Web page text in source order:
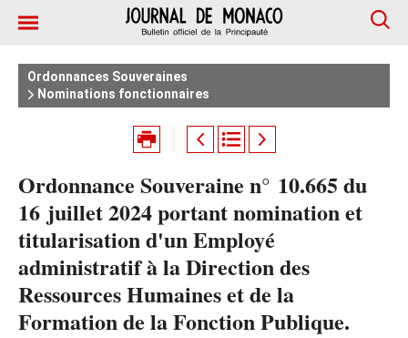
Ordonnances Souveraines
Nominations fonctionnaires
Ordonnance Souveraine n° 10.665 du
16 juillet 2024 portant nomination et
titularisation d'un Employé
administratif à la Direction des
Ressources Humaines et de la
Formation de la Fonction Publique.